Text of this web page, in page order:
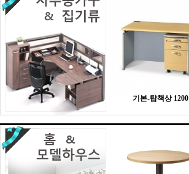
기본-탑책상 1200